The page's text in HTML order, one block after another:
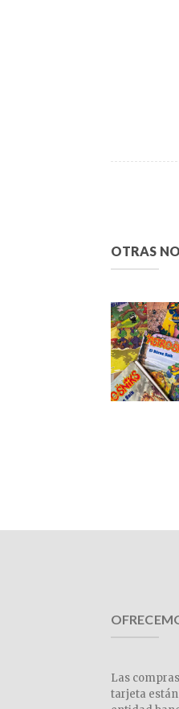
OTRAS
Las
tarjeta